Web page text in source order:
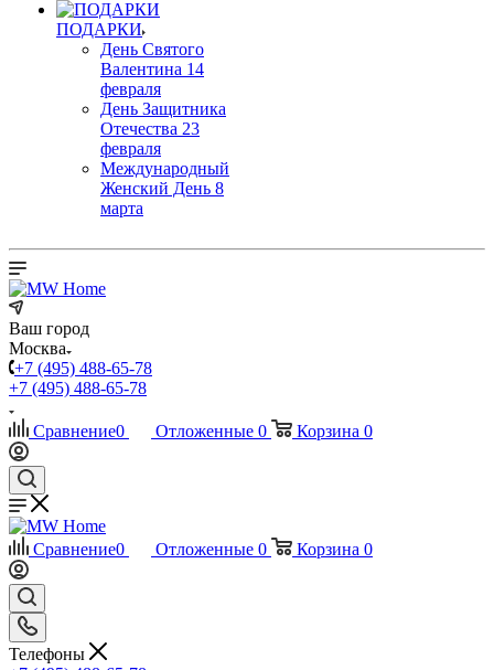
ПОДАРКИ
День Святого
Валентина 14
февраля
День Защитника
Отечества 23
февраля
Международный
Женский День 8
марта
Ваш город
Москва
+7 (495) 488-65-78
+7 (495) 488-65-78
Сравнение0 Отложенные 0 Корзина 0
Сравнение0 Отложенные 0 Корзина 0
Телефоны